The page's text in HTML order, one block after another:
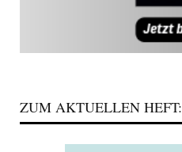
ZUM AKTUELLEN HEFT: